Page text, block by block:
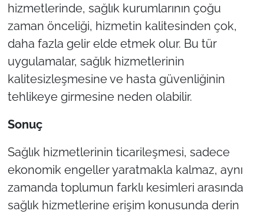
hizmetlerinde, sağlık kurumlarının çoğu
zaman önceliği, hizmetin kalitesinden çok,
daha fazla gelir elde etmek olur. Bu tür
uygulamalar, sağlık hizmetlerinin
kalitesizleşmesine ve hasta güvenliğinin
tehlikeye girmesine neden olabilir.
Sonuç
Sağlık hizmetlerinin ticarileşmesi, sadece
ekonomik engeller yaratmakla kalmaz, aynı
zamanda toplumun farklı kesimleri arasında
sağlık hizmetlerine erişim konusunda derin